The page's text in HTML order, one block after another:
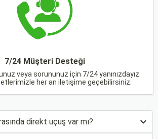
7/24 Müşteri Desteği
veya sorununuz için 7/24 yanınızdayız.
her an iletişime geçebilirsiniz.
direkt uçuş var mı?